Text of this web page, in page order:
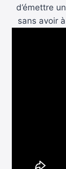
d’émettre
sans avoir